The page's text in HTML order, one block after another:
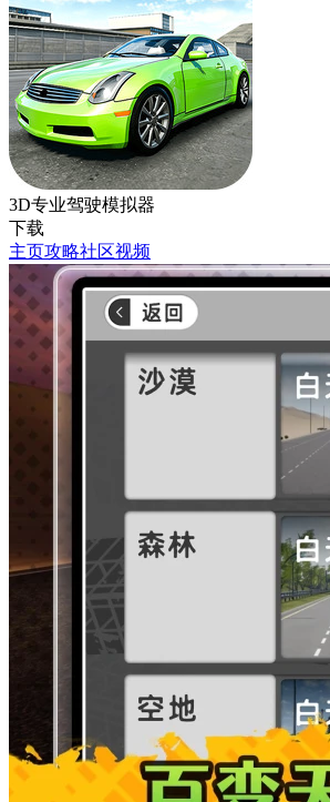
3D专业驾驶模拟器
下载
主页攻略社区视频